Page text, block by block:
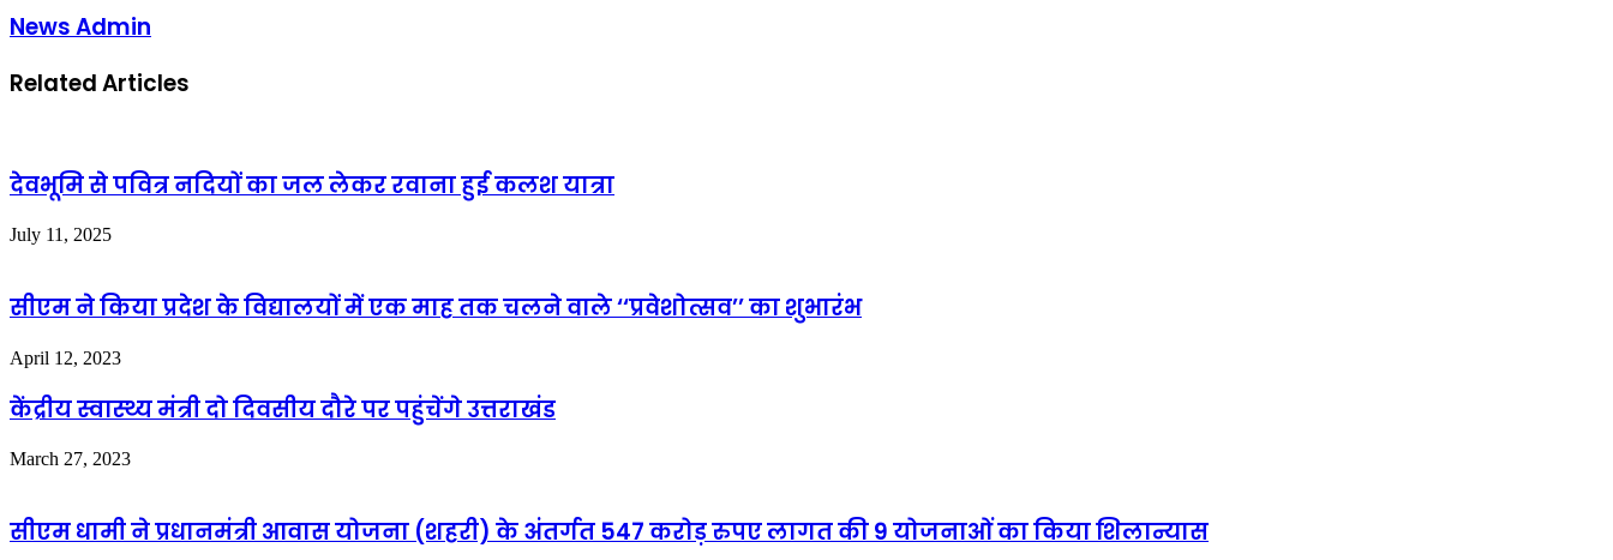
News Admin
Related Articles
देवभूमि से पवित्र नदियों का जल लेकर रवाना हुई कलश यात्रा
July 11, 2025
सीएम ने किया प्रदेश के विद्यालयों में एक माह तक चलने वाले ‘‘प्रवेशोत्सव’’ का शुभारंभ
April 12, 2023
केंद्रीय स्वास्थ्य मंत्री दो दिवसीय दौरे पर पहुंचेंगे उत्तराखंड
March 27, 2023
सीएम धामी ने प्रधानमंत्री आवास योजना (शहरी) के अंतर्गत 547 करोड़ रुपए लागत की 9 योजनाओं का किया शिलान्यास